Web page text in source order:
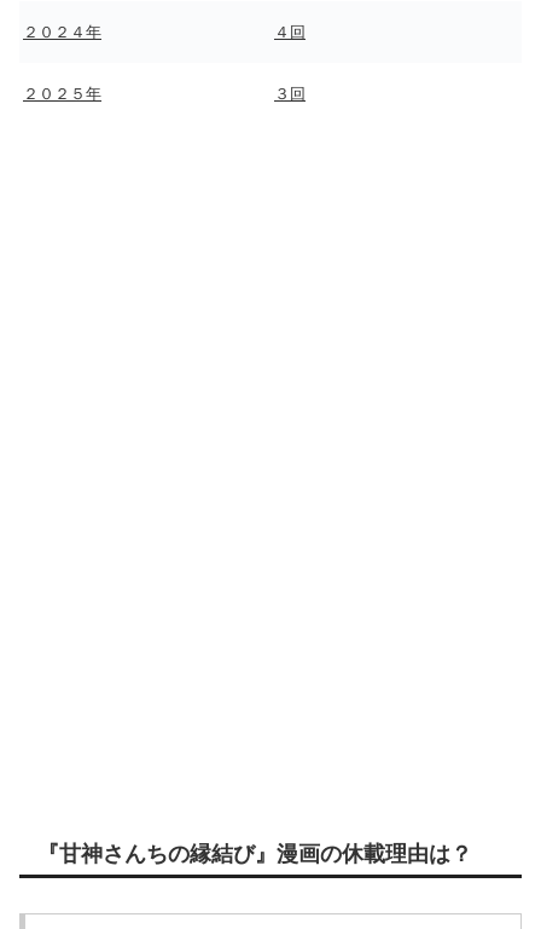
２０２４年 ４回
２０２５年 ３回
『甘神さんちの縁結び』漫画の休載理由は？